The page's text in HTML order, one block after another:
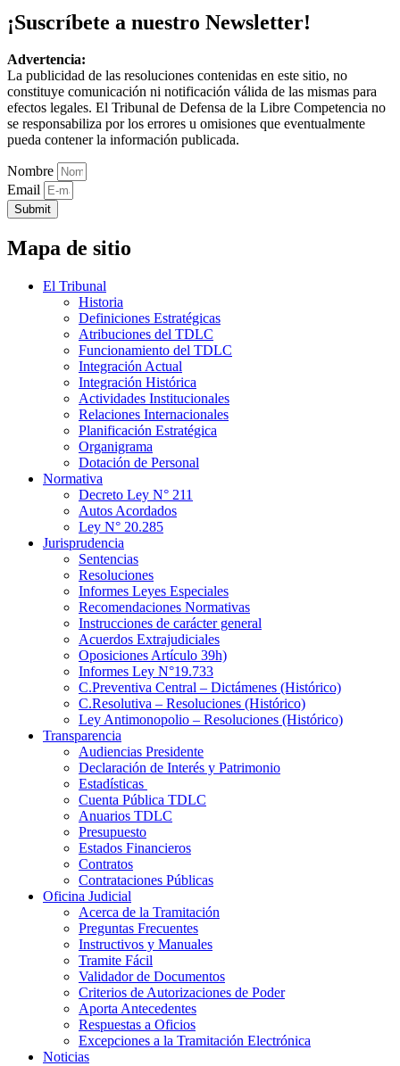
¡Suscríbete a nuestro Newsletter!
Advertencia:
La publicidad de las resoluciones contenidas en este sitio, no
constituye comunicación ni notificación válida de las mismas para
efectos legales. El Tribunal de Defensa de la Libre Competencia no
se responsabiliza por los errores u omisiones que eventualmente
pueda contener la información publicada.
Nombre
Email
Submit
Mapa de sitio
El Tribunal
Historia
Definiciones Estratégicas
Atribuciones del TDLC
Funcionamiento del TDLC
Integración Actual
Integración Histórica
Actividades Institucionales
Relaciones Internacionales
Planificación Estratégica
Organigrama
Dotación de Personal
Normativa
Decreto Ley N° 211
Autos Acordados
Ley N° 20.285
Jurisprudencia
Sentencias
Resoluciones
Informes Leyes Especiales
Recomendaciones Normativas
Instrucciones de carácter general
Acuerdos Extrajudiciales
Oposiciones Artículo 39h)
Informes Ley N°19.733
C.Preventiva Central – Dictámenes (Histórico)
C.Resolutiva – Resoluciones (Histórico)
Ley Antimonopolio – Resoluciones (Histórico)
Transparencia
Audiencias Presidente
Declaración de Interés y Patrimonio
Estadísticas
Cuenta Pública TDLC
Anuarios TDLC
Presupuesto
Estados Financieros
Contratos
Contrataciones Públicas
Oficina Judicial
Acerca de la Tramitación
Preguntas Frecuentes
Instructivos y Manuales
Tramite Fácil
Validador de Documentos
Criterios de Autorizaciones de Poder
Aporta Antecedentes
Respuestas a Oficios
Excepciones a la Tramitación Electrónica
Noticias